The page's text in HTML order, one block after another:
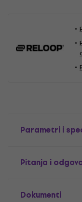
Parametri i
Pitanja i
Dokumenti